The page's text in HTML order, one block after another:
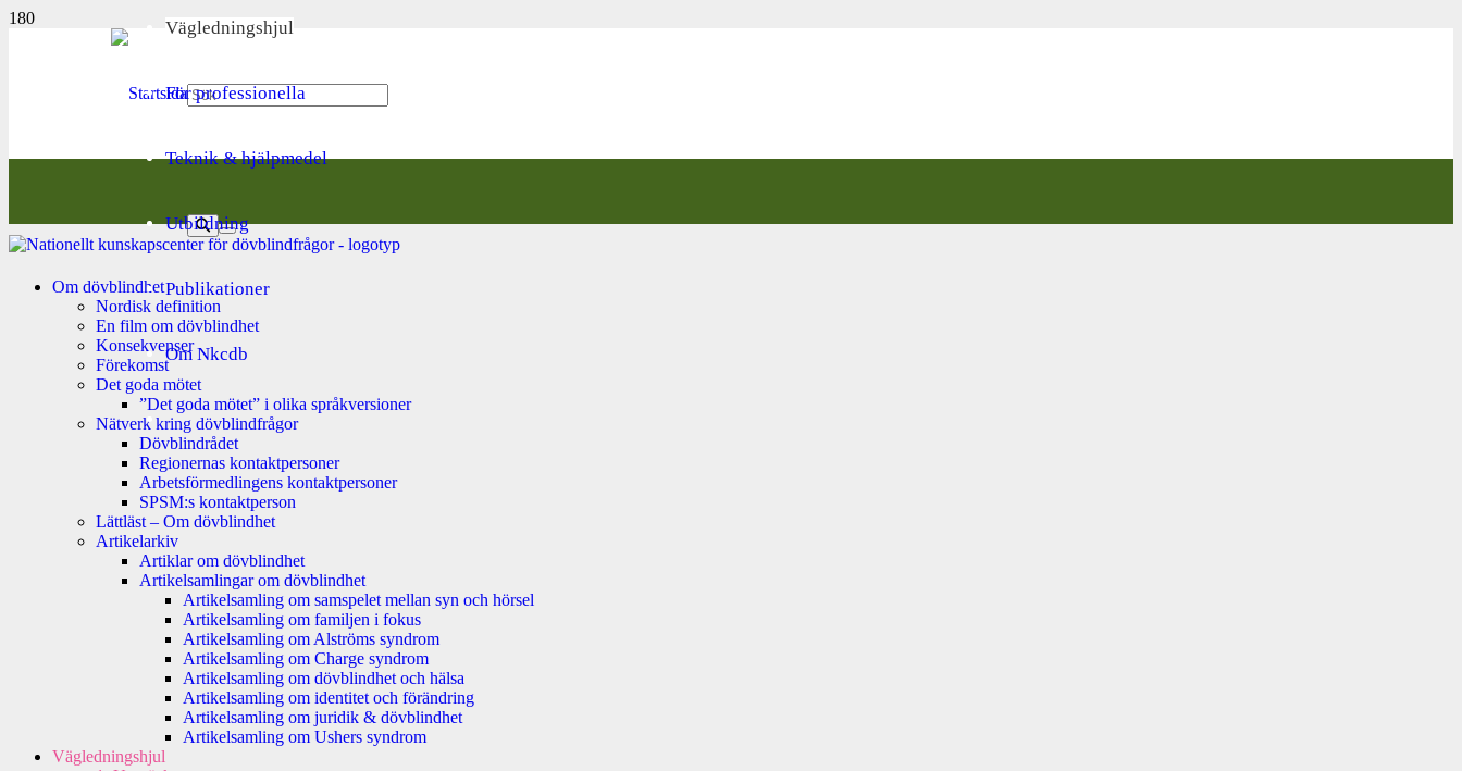
Vägledningshjul
För professionella
Teknik & hjälpmedel
Utbildning
Publikationer
Om Nkcdb
Om dövblindhet
Nordisk definition
En film om dövblindhet
Konsekvenser
Förekomst
Det goda mötet
”Det goda mötet” i olika språkversioner
Nätverk kring dövblindfrågor
Dövblindrådet
Regionernas kontaktpersoner
Arbetsförmedlingens kontaktpersoner
SPSM:s kontaktperson
Lättläst – Om dövblindhet
Artikelarkiv
Artiklar om dövblindhet
Artikelsamlingar om dövblindhet
Artikelsamling om samspelet mellan syn och hörsel
Artikelsamling om familjen i fokus
Artikelsamling om Alströms syndrom
Artikelsamling om Charge syndrom
Artikelsamling om dövblindhet och hälsa
Artikelsamling om identitet och förändring
Artikelsamling om juridik & dövblindhet
Artikelsamling om Ushers syndrom
Vägledningshjul